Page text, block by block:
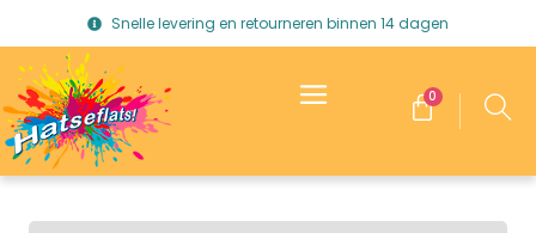
Snelle levering en retourneren binnen 14 dagen
0